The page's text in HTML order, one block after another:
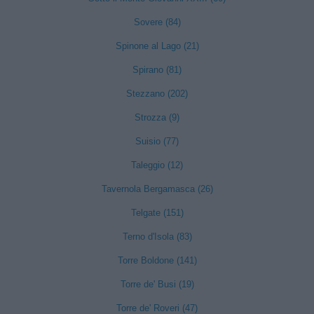
Sovere (84)
Spinone al Lago (21)
Spirano (81)
Stezzano (202)
Strozza (9)
Suisio (77)
Taleggio (12)
Tavernola Bergamasca (26)
Telgate (151)
Terno d'Isola (83)
Torre Boldone (141)
Torre de' Busi (19)
Torre de' Roveri (47)